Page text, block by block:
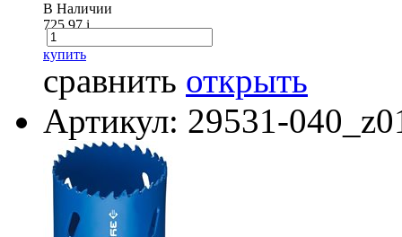
В Наличии
725.97i
купить
сравнить открыть
Артикул: 29531-